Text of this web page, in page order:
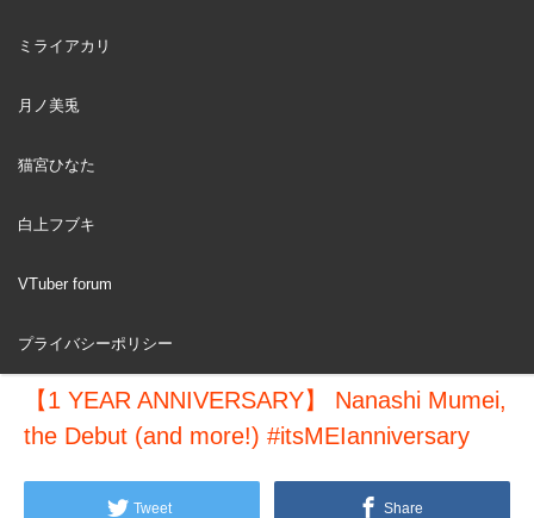
ミライアカリ
月ノ美兎
猫宮ひなた
白上フブキ
VTuber forum
プライバシーポリシー
【1 YEAR ANNIVERSARY】 Nanashi Mumei,
the Debut (and more!) #itsMEIanniversary
Tweet Share